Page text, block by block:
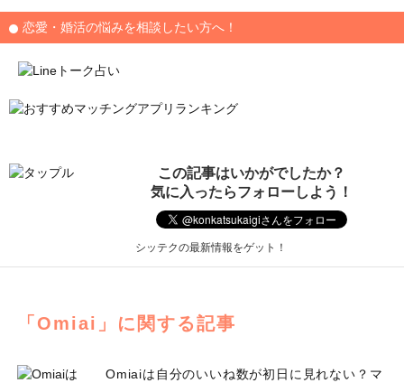
恋愛・婚活の悩みを相談したい方へ！
この記事はいかがでしたか？
気に入ったらフォローしよう！
シッテクの最新情報をゲット！
「Omiai」に関する記事
Omiaiは自分のいいね数が初日に見れない？マ